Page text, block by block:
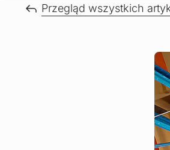
Przegląd wszystkich